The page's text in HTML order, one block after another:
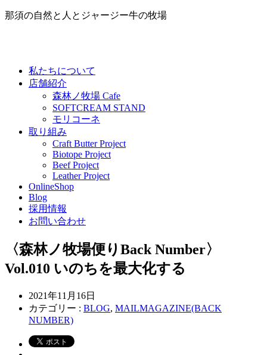
那須の自然と人とジャージー牛の牧場
私たちについて
店舗紹介
森林ノ牧場 Cafe
SOFTCREAM STAND
モリコーネ
取り組み
Craft Butter Project
Biotope Project
Beef Project
Leather Project
OnlineShop
Blog
採用情報
お問い合わせ
〈森林ノ牧場便りBack Number〉
Vol.010 いのちを最大化する
2021年11月16日
カテゴリー : BLOG, MAILMAGAZINE(BACK
NUMBER)